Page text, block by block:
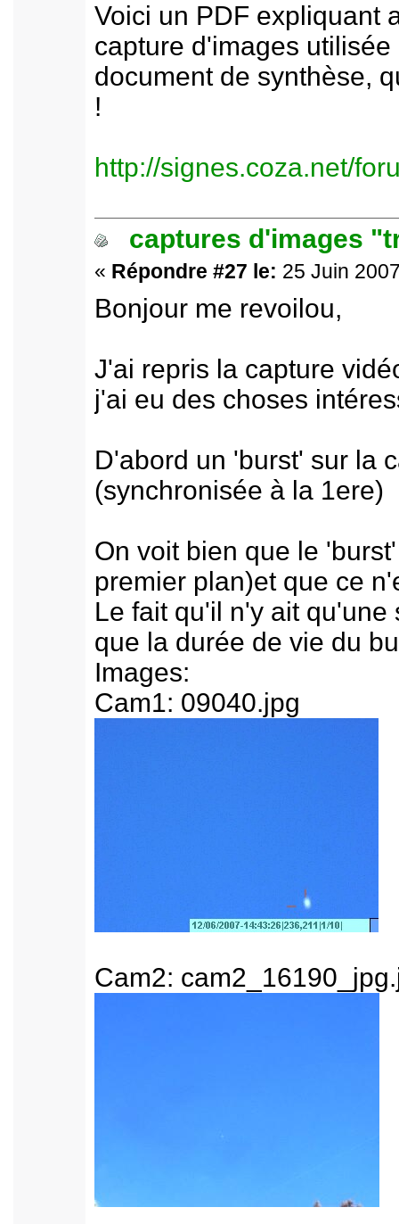
Voici un PDF expliquant
capture d'images
document de synthèse,
!
http://signes.coza.net/
captures d'images
« Répondre #27 le: 25 Juin
Bonjour me revoilou,
J'ai repris la capture
j'ai eu des choses
D'abord un 'burst' sur la
(synchronisée à la 1ere)
On voit bien que le
premier plan)et que ce
Le fait qu'il n'y ait
que la durée de vie du
Images:
Cam1: 09040.jpg
Cam2: